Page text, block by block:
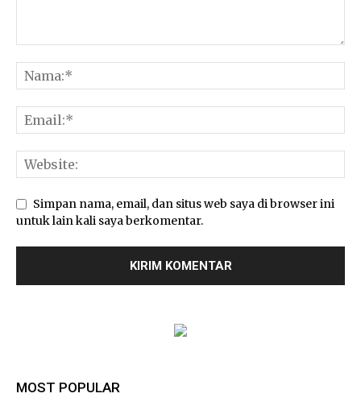
Simpan nama, email, dan situs web saya di browser ini
untuk lain kali saya berkomentar.
MOST POPULAR